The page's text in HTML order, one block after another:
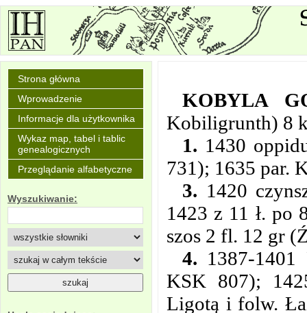
Strona główna
Wprowadzenie
Informacje dla użytkownika
Wykaz map, tabel i tablic
genealogicznych
Przeglądanie alfabetyczne
Wyszukiwanie:
KOBYLA
Kobiligrunth) 8
1. 1430
731); 1635 par.
3. 1420
1423 z 11 ł. po
szos 2 fl. 12 gr
4. 1387-
KSK 807);
Ligotą i folw.